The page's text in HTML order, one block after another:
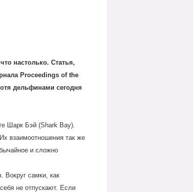
настолько. Статья,
Proceedings of the
дельфинами сегодня
Шарк Бэй (Shark Bay).
взаимоотношения так же
и сложно
Вокруг самки, как
не отпускают. Если